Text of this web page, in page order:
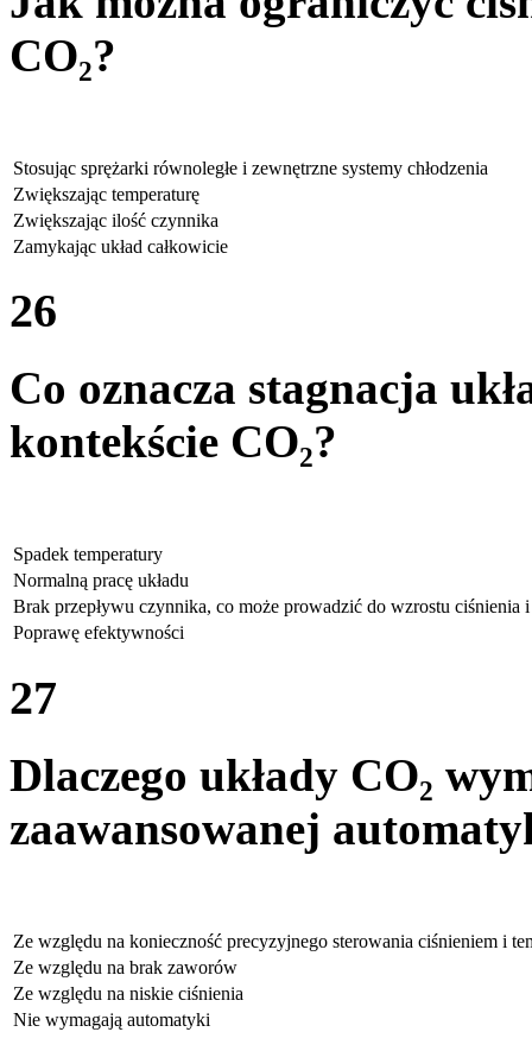
CO₂?
Stosując sprężarki równoległe i zewnętrzne systemy chłodzenia
Zwiększając temperaturę
Zwiększając ilość czynnika
Zamykając układ całkowicie
26
Co oznacza stagnacja
kontekście CO₂?
Spadek temperatury
Normalną pracę układu
Brak przepływu czynnika, co może prowadzić do wzrostu ciśnienia
Poprawę efektywności
27
Dlaczego układy CO₂
zaawansowanej
Ze względu na konieczność precyzyjnego sterowania ciśnieniem i
Ze względu na brak zaworów
Ze względu na niskie ciśnienia
Nie wymagają automatyki